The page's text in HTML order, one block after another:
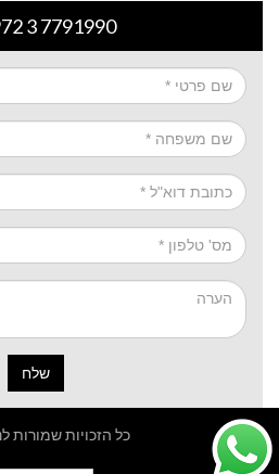
3 7791990
שלח
כל הזכויות שמורות